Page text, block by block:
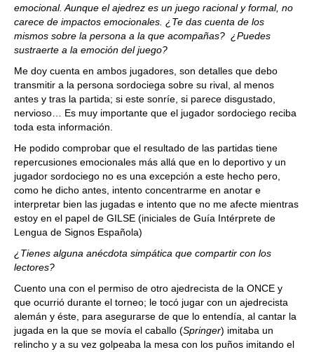
emocional. Aunque el ajedrez es un juego racional y formal, no
carece de impactos emocionales. ¿Te das cuenta de los
mismos sobre la persona a la que acompañas? ¿Puedes
sustraerte a la emoción del juego?
Me doy cuenta en ambos jugadores, son detalles que debo
transmitir a la persona sordociega sobre su rival, al menos
antes y tras la partida; si este sonríe, si parece disgustado,
nervioso… Es muy importante que el jugador sordociego reciba
toda esta información.
He podido comprobar que el resultado de las partidas tiene
repercusiones emocionales más allá que en lo deportivo y un
jugador sordociego no es una excepción a este hecho pero,
como he dicho antes, intento concentrarme en anotar e
interpretar bien las jugadas e intento que no me afecte mientras
estoy en el papel de GILSE (iniciales de Guía Intérprete de
Lengua de Signos Española)
¿Tienes alguna anécdota simpática que compartir con los
lectores?
Cuento una con el permiso de otro ajedrecista de la ONCE y
que ocurrió durante el torneo; le tocó jugar con un ajedrecista
alemán y éste, para asegurarse de que lo entendía, al cantar la
jugada en la que se movía el caballo (Springer) imitaba un
relincho y a su vez golpeaba la mesa con los puños imitando el